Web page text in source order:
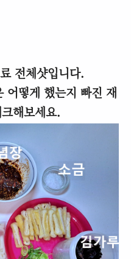
전체샷입니다.
어떻게 했는지 빠진 재
해보세요.